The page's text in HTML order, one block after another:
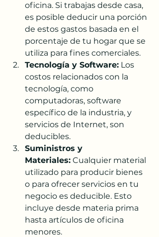
oficina. Si trabajas desde casa,
es posible deducir una porción
de estos gastos basada en el
porcentaje de tu hogar que se
utiliza para fines comerciales.
Tecnología y Software: Los
costos relacionados con la
tecnología, como
computadoras, software
específico de la industria, y
servicios de Internet, son
deducibles.
Suministros y
Materiales: Cualquier material
utilizado para producir bienes
o para ofrecer servicios en tu
negocio es deducible. Esto
incluye desde materia prima
hasta artículos de oficina
menores.